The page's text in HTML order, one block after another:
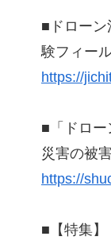
■ドローン
験フィー
https://
■「ドロー
災害の被
https://
■【特集